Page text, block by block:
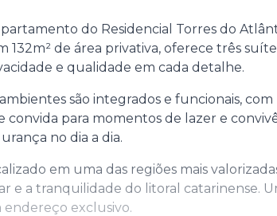
do Residencial Torres do
132m² de área privativa, oferece três
e qualidade em cada detalhe.
são integrados e funcionais,
convida para momentos de lazer e
no dia a dia.
em uma das regiões mais
e a tranquilidade do litoral catarinense.
endereço exclusivo.